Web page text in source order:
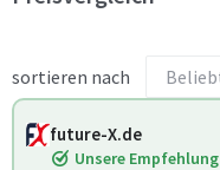
sortieren nach
future-X.de
Unsere Empfehlung